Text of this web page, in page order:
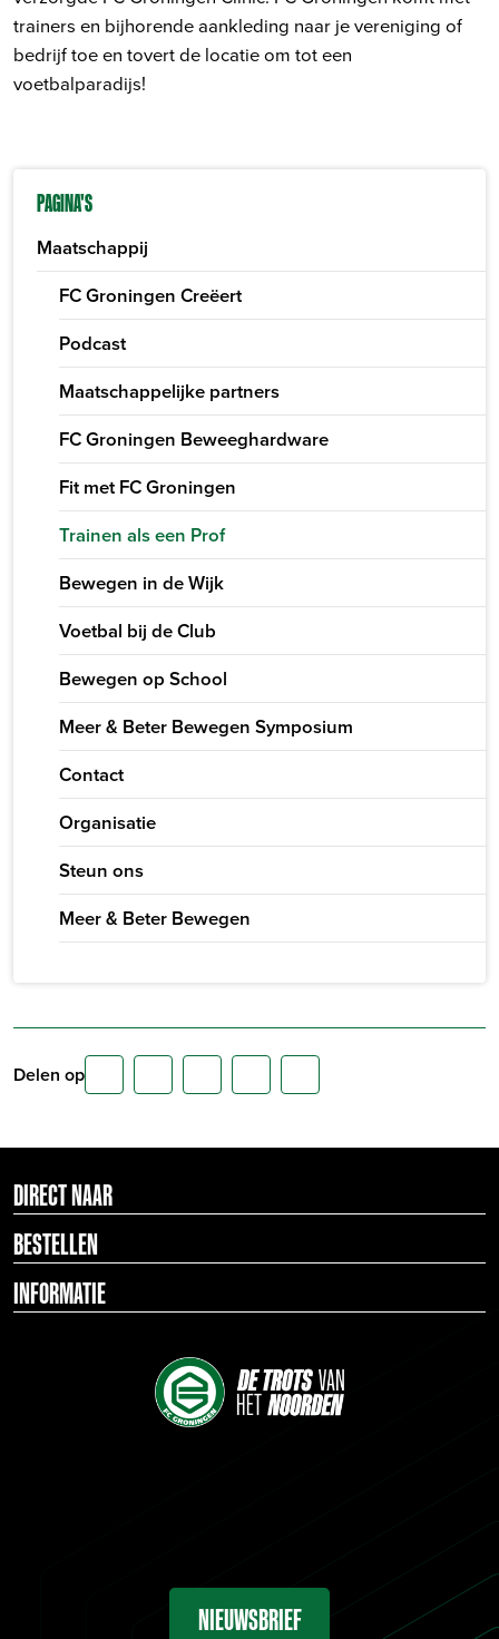
PAGINA'S
Maatschappij
FC Groningen Creëert
Podcast
Maatschappelijke partners
FC Groningen Beweeghardware
Fit met FC Groningen
Trainen als een Prof
Bewegen in de Wijk
Voetbal bij de Club
Bewegen op School
Meer & Beter Bewegen Symposium
Contact
Organisatie
Steun ons
Meer & Beter Bewegen
trainers en bijhorende aankleding naar je vereniging of
bedrijf toe en tovert de locatie om tot een
voetbalparadijs!
Delen op
DIRECT NAAR
BESTELLEN
INFORMATIE
NIEUWSBRIEF